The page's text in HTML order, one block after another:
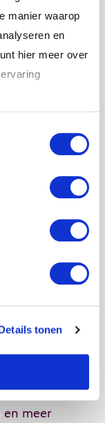
manier waarop
en
hier meer over
tonen
hij terug in
De
en
een
aldus Rochât.
maakt
meer